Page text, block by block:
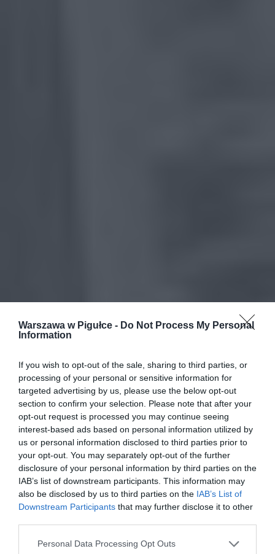
Warszawa w Pigułce - Do Not Process My Personal
Information
If you wish to opt-out of the sale, sharing to third parties, or
processing of your personal or sensitive information for
targeted advertising by us, please use the below opt-out
section to confirm your selection. Please note that after your
opt-out request is processed you may continue seeing
interest-based ads based on personal information utilized by
us or personal information disclosed to third parties prior to
your opt-out. You may separately opt-out of the further
disclosure of your personal information by third parties on the
IAB’s list of downstream participants. This information may
also be disclosed by us to third parties on the IAB’s List of
Downstream Participants that may further disclose it to other
Personal Data Processing Opt Outs